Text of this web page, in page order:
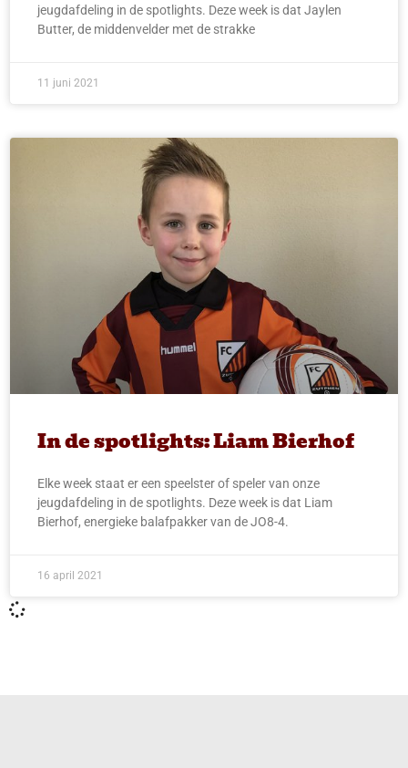
jeugdafdeling in de spotlights. Deze week is dat Jaylen
Butter, de middenvelder met de strakke
11 juni 2021
In de spotlights: Liam Bierhof
Elke week staat er een speelster of speler van onze
jeugdafdeling in de spotlights. Deze week is dat Liam
Bierhof, energieke balafpakker van de JO8-4.
16 april 2021